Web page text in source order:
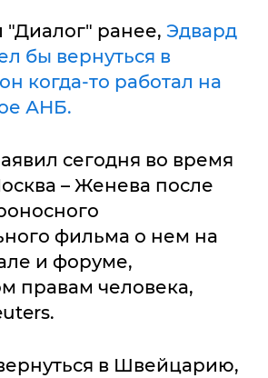
"Диалог" ранее, Эдвард
бы вернуться в
когда-то работал на
АНБ.
сегодня во время
– Женева после
фильма о нем на
и форуме,
правам человека,
в Швейцарию,